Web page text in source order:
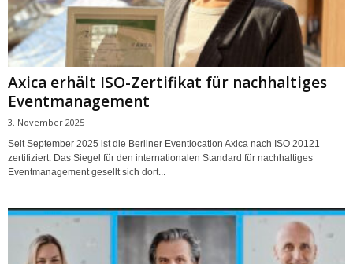
Axica erhält ISO-Zertifikat für nachhaltiges
Eventmanagement
3. November 2025
Seit September 2025 ist die Berliner Eventlocation Axica nach ISO 20121
zertifiziert. Das Siegel für den internationalen Standard für nachhaltiges
Eventmanagement gesellt sich dort...